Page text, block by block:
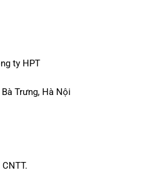
ty HPT
Trưng, Hà Nội